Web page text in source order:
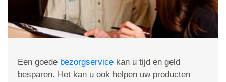
Een goede bezorgservice kan u tijd en geld
besparen. Het kan u ook helpen uw producten